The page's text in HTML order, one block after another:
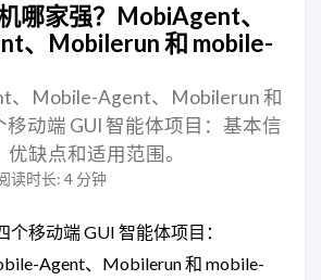
哪家强？MobiAgent、
、Mobilerun 和 mobile-
、Mobile-Agent、Mobilerun 和
移动端 GUI 智能体项目：基本信
缺点和适用范围。
读时长: 4 分钟
移动端 GUI 智能体项目：
Agent、Mobilerun 和 mobile-